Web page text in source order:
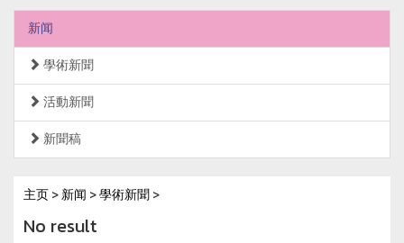
新闻
學術新聞
活動新聞
新聞稿
主页>新闻 >學術新聞>
No result